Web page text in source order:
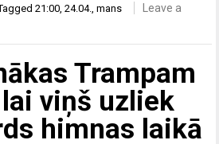
21:00 ,24.04. ,mans
Leave a
Trampam
viņš uzliek
himnas laikā